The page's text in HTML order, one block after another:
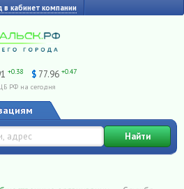
в кабинет компании
+0.38 $ 77.96 +0.47
РФ на сегодня
Найти